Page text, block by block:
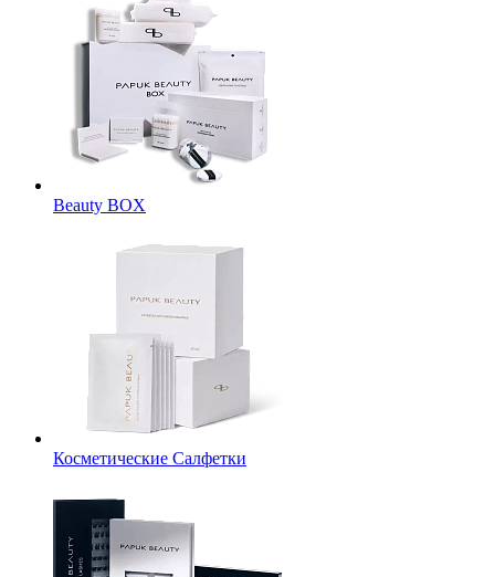
Beauty BOX
Косметические Салфетки